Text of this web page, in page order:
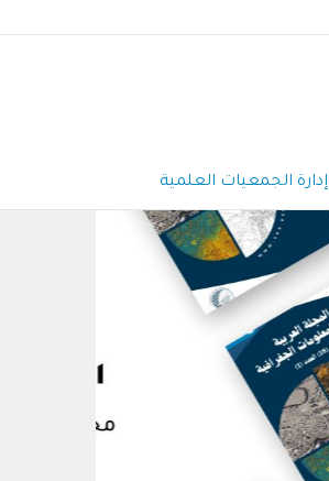
إدارة الجمعيات العلمية